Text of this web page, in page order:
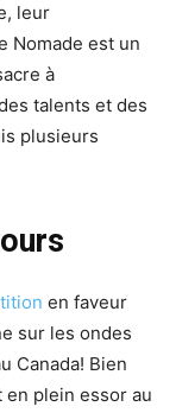
leur
Nomade est un
à
talents et des
plusieurs
en faveur
sur les ondes
Canada! Bien
en plein essor au